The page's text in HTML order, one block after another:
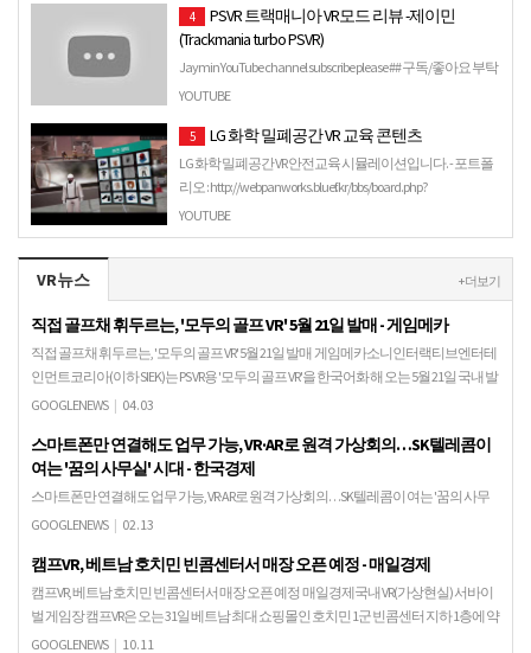
4
PSVR 트랙매니아 VR모드 리뷰 -제이민
(Trackmania turbo PSVR)
Jaymin YouTube channel subscribe please ## 구독/좋아요 부탁
드립니다. 시청해주셔서 감사합니다!!^^ Audionautix의
YOUTUBE
5 LG 화학 밀폐공간 VR 교육 콘텐츠
LG 화학 밀폐공간 VR 안전교육 시뮬레이션입니다. - 포트폴
리오 : http://webpanworks.bluef.kr/bbs/board.php?
bo_table=portfolio&wr_id=36&page=2 - 판타…
YOUTUBE
VR뉴스 + 더보기
직접 골프채 휘두르는, '모두의 골프 VR' 5월 21일 발매 - 게임메카
직접 골프채 휘두르는, '모두의 골프 VR' 5월 21일 발매 게임메카소니인터랙티브엔터테
인먼트코리아(이하 SIEK)는 PS VR용 '모두의 골프 VR'을 한국어화 해 오는 5월 21일 국내 발
매한다고 밝혔다. '모…
GOOGLENEWS | 04.03
스마트폰만 연결해도 업무 가능, VR·AR로 원격 가상회의…SK텔레콤이
여는 '꿈의 사무실' 시대 - 한국경제
스마트폰만 연결해도 업무 가능, VR·AR로 원격 가상회의…SK텔레콤이 여는 '꿈의 사무
실' 시대 한국경제인공지능(AI)이 햇볕 잘 드는 자리를 추천해주고, 화장실 문고리마다
GOOGLENEWS | 02.13
캠프VR, 베트남 호치민 빈콤센터서 매장 오픈 예정 - 매일경제
캠프VR, 베트남 호치민 빈콤센터서 매장 오픈 예정 매일경제국내 VR(가상현실) 서바이
벌 게임장 캠프VR은 오는 31일 베트남 최대 쇼핑몰인 호치민 1군 빈콤센터 지하 1층에 약
462m²(140평) 규모로 매장을…
GOOGLENEWS | 10.11